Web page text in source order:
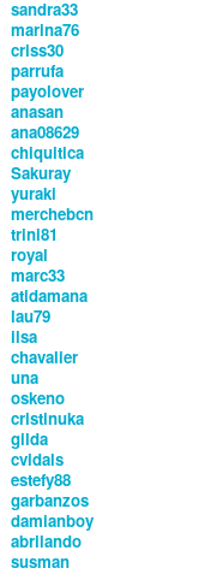
sandra33
marina76
criss30
parrufa
payolover
anasan
ana08629
chiquitica
Sakuray
yuraki
merchebcn
trini81
royal
marc33
atidamana
lau79
ilsa
chavalier
una
oskeno
cristinuka
gilda
cvidals
estefy88
garbanzos
damianboy
abrilando
susman